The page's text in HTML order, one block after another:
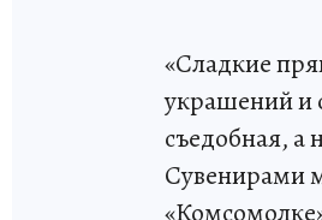
«Сладкие
украшений и
съедобная, а
Сувенирами